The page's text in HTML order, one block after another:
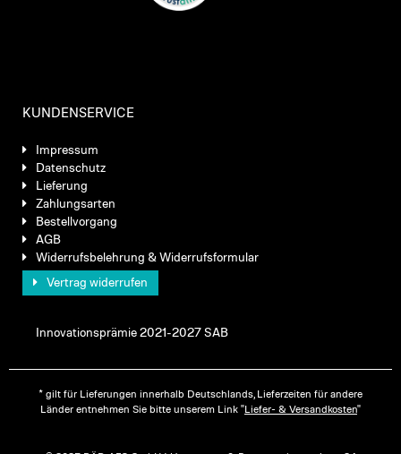
KUNDENSERVICE
Impressum
Datenschutz
Lieferung
Zahlungsarten
Bestellvorgang
AGB
Widerrufsbelehrung & Widerrufsformular
Vertrag widerrufen
Innovationsprämie 2021-2027 SAB
* gilt für Lieferungen innerhalb Deutschlands, Lieferzeiten für andere
Länder entnehmen Sie bitte unserem Link "Liefer- & Versandkosten"